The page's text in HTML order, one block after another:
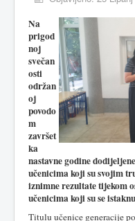
Na
prigod
noj
svečan
osti
održan
oj
povodo
m
završet
ka
nastavne godine
učenicima koji su svojim
iznimne rezultate tijekom
učenicima koji su se
Titulu učenice generacije